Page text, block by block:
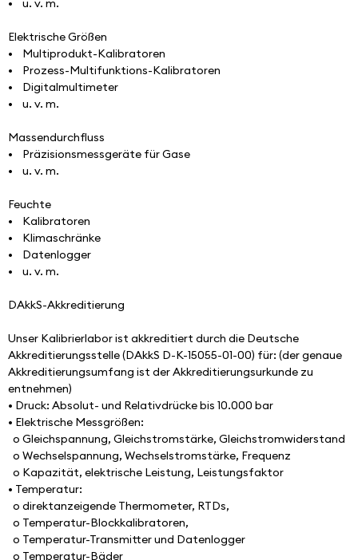
•    u. v. m.
Elektrische Größen
•    Multiprodukt-Kalibratoren
•    Prozess-Multifunktions-Kalibratoren
•    Digitalmultimeter
•    u. v. m.
Massendurchfluss
•    Präzisionsmessgeräte für Gase
•    u. v. m.
Feuchte
•    Kalibratoren
•    Klimaschränke
•    Datenlogger
•    u. v. m.
DAkkS-Akkreditierung
Unser Kalibrierlabor ist akkreditiert durch die Deutsche
Akkreditierungsstelle (DAkkS D-K-15055-01-00) für: (der genaue
Akkreditierungsumfang ist der Akkreditierungsurkunde zu
entnehmen)
• Druck: Absolut- und Relativdrücke bis 10.000 bar
• Elektrische Messgrößen:
  o Gleichspannung, Gleichstromstärke, Gleichstromwiderstand
  o Wechselspannung, Wechselstromstärke, Frequenz
  o Kapazität, elektrische Leistung, Leistungsfaktor
• Temperatur:
  o direktanzeigende Thermometer, RTDs,
  o Temperatur-Blockkalibratoren,
  o Temperatur-Transmitter und Datenlogger
  o Temperatur-Bäder